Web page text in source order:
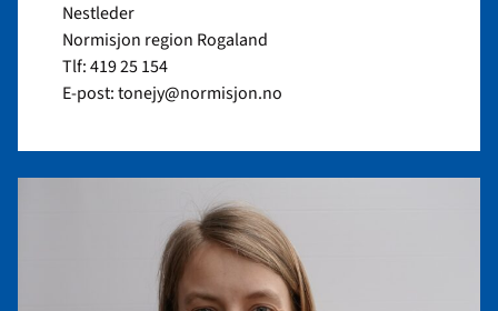
Nestleder
Normisjon region Rogaland
Tlf: 419 25 154
E-post: tonejy@normisjon.no
article
"Margrethe
Sundvoll
Aagenæs"